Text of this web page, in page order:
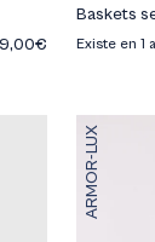
Baskets
Existe en 1
ARMOR-LUX